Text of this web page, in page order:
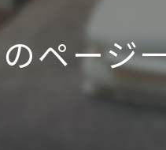
スポーツ
リハビリ
姿勢矯正
ページ